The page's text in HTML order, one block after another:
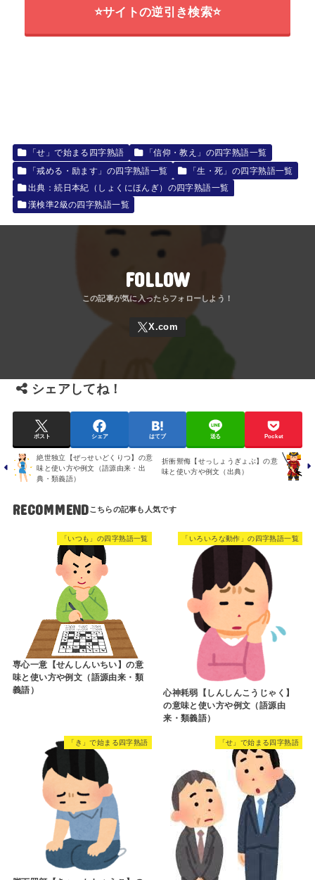
⭐サイトの逆引き検索⭐
「せ」で始まる四字熟語
「信仰・教え」の四字熟語一覧
「戒める・励ます」の四字熟語一覧
「生・死」の四字熟語一覧
出典：続日本紀（しょくにほんぎ）の四字熟語一覧
漢検準2級の四字熟語一覧
FOLLOW
シェアしてね！
ポスト シェア はてブ 送る Pocket
絶世独立【ぜっせいどくりつ】の意
味と使い方や例文（語源由来・出
典・類義語）
折衝禦侮【せっしょうぎょぶ】の意
味と使い方や例文（出典）
RECOMMEND
「いつも」の四字熟語一覧
専心一意【せんしんいちい】の意
味と使い方や例文（語源由来・類
義語）
「いろいろな動作」の四字熟語一覧
心神耗弱【しんしんこうじゃく】
の意味と使い方や例文（語源由
来・類義語）
「き」で始まる四字熟語 「せ」で始まる四字熟語